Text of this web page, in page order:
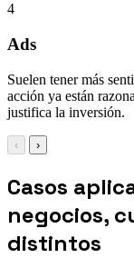
4
Ads
Suelen tener más
acción ya están
justifica la inversión.
‹ ›
Casos
negocios,
distintos